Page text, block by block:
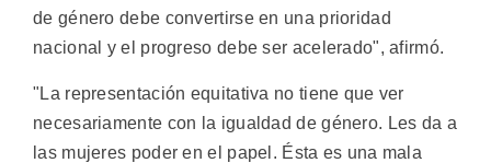
de género debe convertirse en una prioridad
nacional y el progreso debe ser acelerado", afirmó.
"La representación equitativa no tiene que ver
necesariamente con la igualdad de género. Les da a
las mujeres poder en el papel. Ésta es una mala